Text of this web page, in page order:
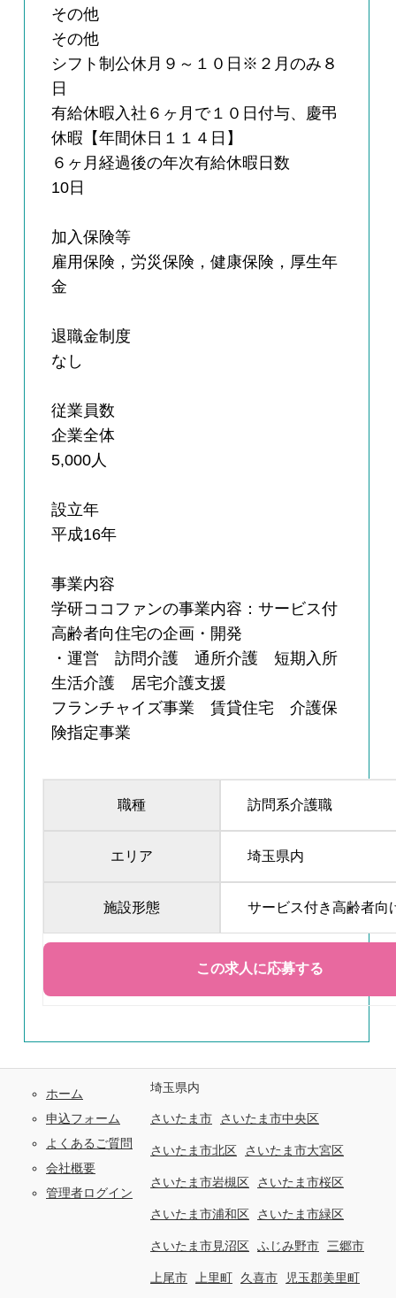
その他
その他
シフト制公休月９～１０日※２月のみ８
日
有給休暇入社６ヶ月で１０日付与、慶弔
休暇【年間休日１１４日】
６ヶ月経過後の年次有給休暇日数
10日
加入保険等
雇用保険，労災保険，健康保険，厚生年
金
退職金制度
なし
従業員数
企業全体
5,000人
設立年
平成16年
事業内容
学研ココファンの事業内容：サービス付
高齢者向住宅の企画・開発
・運営 訪問介護 通所介護 短期入所
生活介護 居宅介護支援
フランチャイズ事業 賃貸住宅 介護保
険指定事業
職種 訪問系介護職
エリア 埼玉県内
施設形態 サービス付き高齢者向
ホーム
申込フォーム
よくあるご質問
会社概要
管理者ログイン
埼玉県内
さいたま市 さいたま市中央区
さいたま市北区 さいたま市大宮区
さいたま市岩槻区 さいたま市桜区
さいたま市浦和区 さいたま市緑区
さいたま市見沼区 ふじみ野市 三郷市
上尾市 上里町 久喜市 児玉郡美里町